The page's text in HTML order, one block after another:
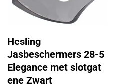
Hesling
Jasbeschermers 28-5
Elegance met slotgat
ene Zwart